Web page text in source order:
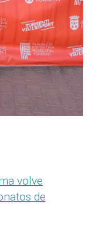
volve
de